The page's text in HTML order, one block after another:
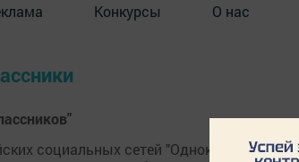
Конкурсы О нас
социальных сетей "Одноклассники"